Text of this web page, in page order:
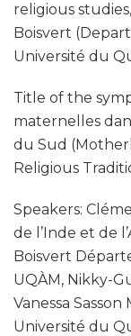
religious
Boisvert
Université du
Title of the
maternelles
du Sud
Religious
Speakers:
de l’Inde et de
Boisvert
UQÀM, Nikky-
Vanessa
Université du